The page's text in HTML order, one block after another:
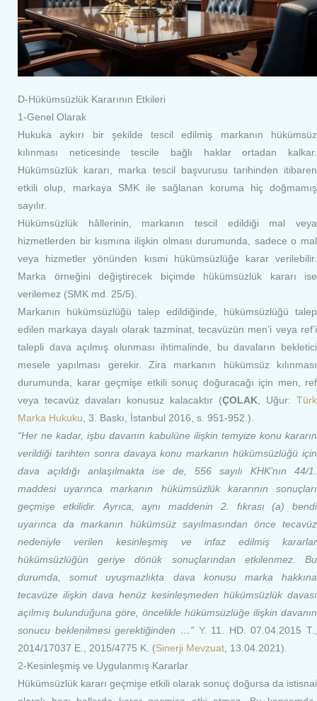
D-Hükümsüzlük Kararının Etkileri
1-Genel Olarak
Hukuka aykırı bir şekilde tescil edilmiş markanın hükümsüz
kılınması neticesinde tescile bağlı haklar ortadan kalkar.
Hükümsüzlük kararı, marka tescil başvurusu tarihinden itibaren
etkili olup, markaya SMK ile sağlanan koruma hiç doğmamış
sayılır.
Hükümsüzlük hâllerinin, markanın tescil edildiği mal veya
hizmetlerden bir kısmına ilişkin olması durumunda, sadece o mal
veya hizmetler yönünden kısmi hükümsüzlüğe karar verilebilir.
Marka örneğini değiştirecek biçimde hükümsüzlük kararı ise
verilemez (SMK md. 25/5).
Markanın hükümsüzlüğü talep edildiğinde, hükümsüzlüğü talep
edilen markaya dayalı olarak tazminat, tecavüzün men’i veya ref’i
talepli dava açılmış olunması ihtimalinde, bu davaların bekletici
mesele yapılması gerekir. Zira markanın hükümsüz kılınması
durumunda, karar geçmişe etkili sonuç doğuracağı için men, ref
veya tecavüz davaları konusuz kalacaktır (ÇOLAK, Uğur: Türk
Marka Hukuku, 3. Baskı, İstanbul 2016, s. 951-952.).
“Her ne kadar, işbu davanın kabulüne ilişkin temyize konu kararın
verildiği tarihten sonra davaya konu markanın hükümsüzlüğü için
dava açıldığı anlaşılmakta ise de, 556 sayılı KHK’nın 44/1.
maddesi uyarınca markanın hükümsüzlük kararının sonuçları
geçmişe etkilidir. Ayrıca, aynı maddenin 2. fıkrası (a) bendi
uyarınca da markanın hükümsüz sayılmasından önce tecavüz
nedeniyle verilen kesinleşmiş ve infaz edilmiş kararlar
hükümsüzlüğün geriye dönük sonuçlarından etkilenmez. Bu
durumda, somut uyuşmazlıkta dava konusu marka hakkına
tecavüze ilişkin dava henüz kesinleşmeden hükümsüzlük davası
açılmış bulunduğuna göre, öncelikle hükümsüzlüğe ilişkin davanın
sonucu beklenilmesi gerektiğinden …” Y. 11. HD. 07.04.2015 T.,
2014/17037 E., 2015/4775 K. (Sinerji Mevzuat, 13.04.2021).
2-Kesinleşmiş ve Uygulanmış Kararlar
Hükümsüzlük kararı geçmişe etkili olarak sonuç doğursa da istisnai